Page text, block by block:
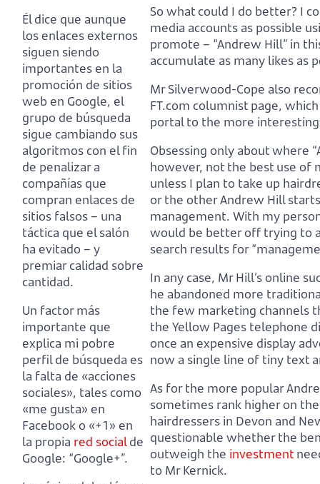
Él dice que aunque
los enlaces externos
siguen siendo
importantes en la
promoción de sitios
web en Google, el
grupo de búsqueda
sigue cambiando sus
algoritmos con el fin
de penalizar a
compañías que
compran enlaces de
sitios falsos – una
táctica que el salón
ha evitado – y
premiar calidad sobre
cantidad.
Un factor más
importante que
explica mi pobre
perfil de búsqueda es
la falta de «acciones
sociales», tales como
«me gusta» en
Facebook o «+1» en
la propia red socialde
Google: “Google+”.
So what could I do better? I
media accounts as possible
promote – “Andrew Hill” in
accumulate as many likes as
Mr Silverwood-Cope also
FT.com columnist page,
portal to the more
Obsessing only about where
however, not the best use of
unless I plan to take up
or the other Andrew Hill
management. With my
would be better off trying to
search results for
In any case, Mr Hill’s online
he abandoned more
the few marketing channels
the Yellow Pages telephone
once an expensive display
now a single line of tiny text
As for the more popular
sometimes rank higher on
hairdressers in Devon and
questionable whether the
outweigh the investment
to Mr Kernick.